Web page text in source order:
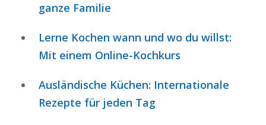
ganze Familie
Lerne Kochen wann und wo du willst:
Mit einem Online-Kochkurs
Ausländische Küchen: Internationale
Rezepte für jeden Tag